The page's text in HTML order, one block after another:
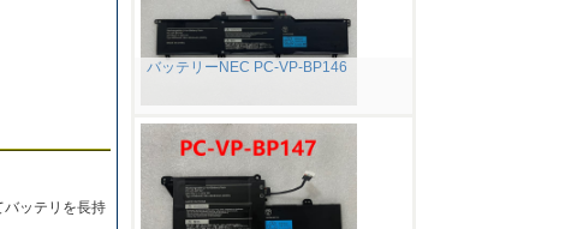
バッテリを長持
バッテリーNEC PC-VP-BP146